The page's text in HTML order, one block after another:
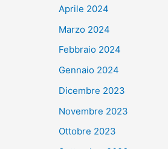
Aprile 2024
Marzo 2024
Febbraio 2024
Gennaio 2024
Dicembre 2023
Novembre 2023
Ottobre 2023